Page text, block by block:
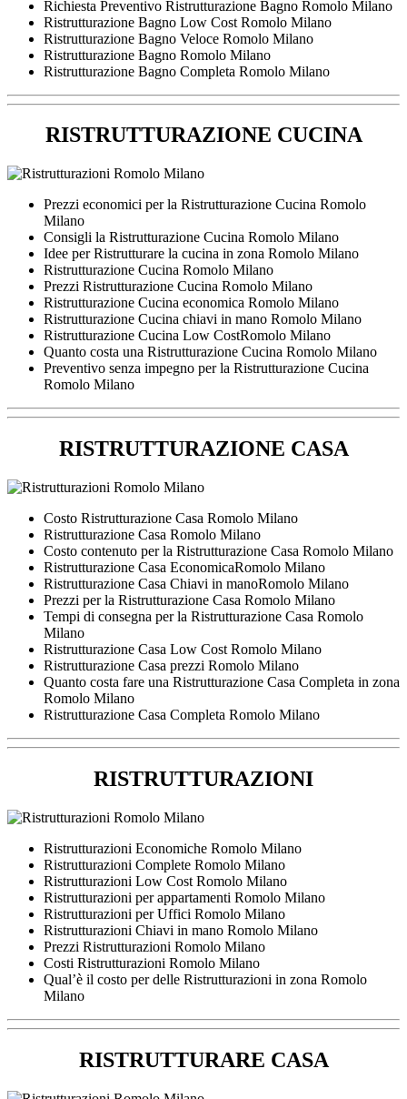
Richiesta Preventivo Ristrutturazione Bagno Romolo Milano
Ristrutturazione Bagno Low Cost Romolo Milano
Ristrutturazione Bagno Veloce Romolo Milano
Ristrutturazione Bagno Romolo Milano
Ristrutturazione Bagno Completa Romolo Milano
RISTRUTTURAZIONE CUCINA
Prezzi economici per la Ristrutturazione Cucina Romolo
Milano
Consigli la Ristrutturazione Cucina Romolo Milano
Idee per Ristrutturare la cucina in zona Romolo Milano
Ristrutturazione Cucina Romolo Milano
Prezzi Ristrutturazione Cucina Romolo Milano
Ristrutturazione Cucina economica Romolo Milano
Ristrutturazione Cucina chiavi in mano Romolo Milano
Ristrutturazione Cucina Low CostRomolo Milano
Quanto costa una Ristrutturazione Cucina Romolo Milano
Preventivo senza impegno per la Ristrutturazione Cucina
Romolo Milano
RISTRUTTURAZIONE CASA
Costo Ristrutturazione Casa Romolo Milano
Ristrutturazione Casa Romolo Milano
Costo contenuto per la Ristrutturazione Casa Romolo Milano
Ristrutturazione Casa EconomicaRomolo Milano
Ristrutturazione Casa Chiavi in manoRomolo Milano
Prezzi per la Ristrutturazione Casa Romolo Milano
Tempi di consegna per la Ristrutturazione Casa Romolo
Milano
Ristrutturazione Casa Low Cost Romolo Milano
Ristrutturazione Casa prezzi Romolo Milano
Quanto costa fare una Ristrutturazione Casa Completa in zona
Romolo Milano
Ristrutturazione Casa Completa Romolo Milano
RISTRUTTURAZIONI
Ristrutturazioni Economiche Romolo Milano
Ristrutturazioni Complete Romolo Milano
Ristrutturazioni Low Cost Romolo Milano
Ristrutturazioni per appartamenti Romolo Milano
Ristrutturazioni per Uffici Romolo Milano
Ristrutturazioni Chiavi in mano Romolo Milano
Prezzi Ristrutturazioni Romolo Milano
Costi Ristrutturazioni Romolo Milano
Qual’è il costo per delle Ristrutturazioni in zona Romolo
Milano
RISTRUTTURARE CASA